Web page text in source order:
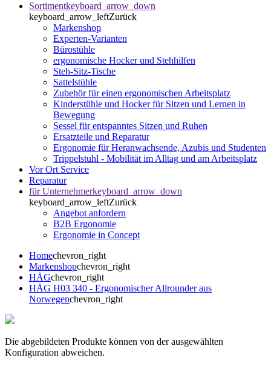
Sortimentkeyboard_arrow_down
keyboard_arrow_leftZurück
Markenshop
Experten-Varianten
Bürostühle
ergonomische Hocker und Stehhilfen
Steh-Sitz-Tische
Sattelstühle
Zubehör für einen ergonomischen Arbeitsplatz
Kinderstühle und Hocker für Sitzen und Lernen in
Bewegung
Sessel für entspanntes Sitzen und Ruhen
Ersatzteile und Reparatur
Ergonomie für Heranwachsende, Azubis und Studenten
Trippelstuhl - Mobilität im Alltag und am Arbeitsplatz
Vor Ort Service
Reparatur
für Unternehmerkeyboard_arrow_down
keyboard_arrow_leftZurück
Angebot anfordern
B2B Ergonomie
Ergonomie in Concept
Homechevron_right
Markenshopchevron_right
HÅGchevron_right
HÅG H03 340 - Ergonomischer Allrounder aus
Norwegenchevron_right
Die abgebildeten Produkte können von der ausgewählten
Konfiguration abweichen.